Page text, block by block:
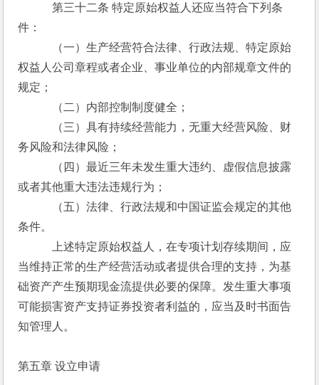
第三十二条 特定原始权益人还应当符合下列条
件：
（一）生产经营符合法律、行政法规、特定原始
权益人公司章程或者企业、事业单位的内部规章文件的
规定；
（二）内部控制制度健全；
（三）具有持续经营能力，无重大经营风险、财
务风险和法律风险；
（四）最近三年未发生重大违约、虚假信息披露
或者其他重大违法违规行为；
（五）法律、行政法规和中国证监会规定的其他
条件。
上述特定原始权益人，在专项计划存续期间，应
当维持正常的生产经营活动或者提供合理的支持，为基
础资产产生预期现金流提供必要的保障。发生重大事项
可能损害资产支持证券投资者利益的，应当及时书面告
知管理人。
第五章 设立申请